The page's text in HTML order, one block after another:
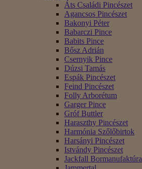
Áts Családi Pincészet
Agancsos Pincészet
Bakonyi Péter
Babarczi Pince
Babits Pince
Bősz Adrián
Csernyik Pince
Dúzsi Tamás
Espák Pincészet
Feind Pincészet
Folly Arborétum
Garger Pince
Gróf Buttler
Haraszthy Pincészet
Harmónia Szőlőbirtok
Harsányi Pincészet
Istvándy Pincészet
Jackfall Bormanufaktúra